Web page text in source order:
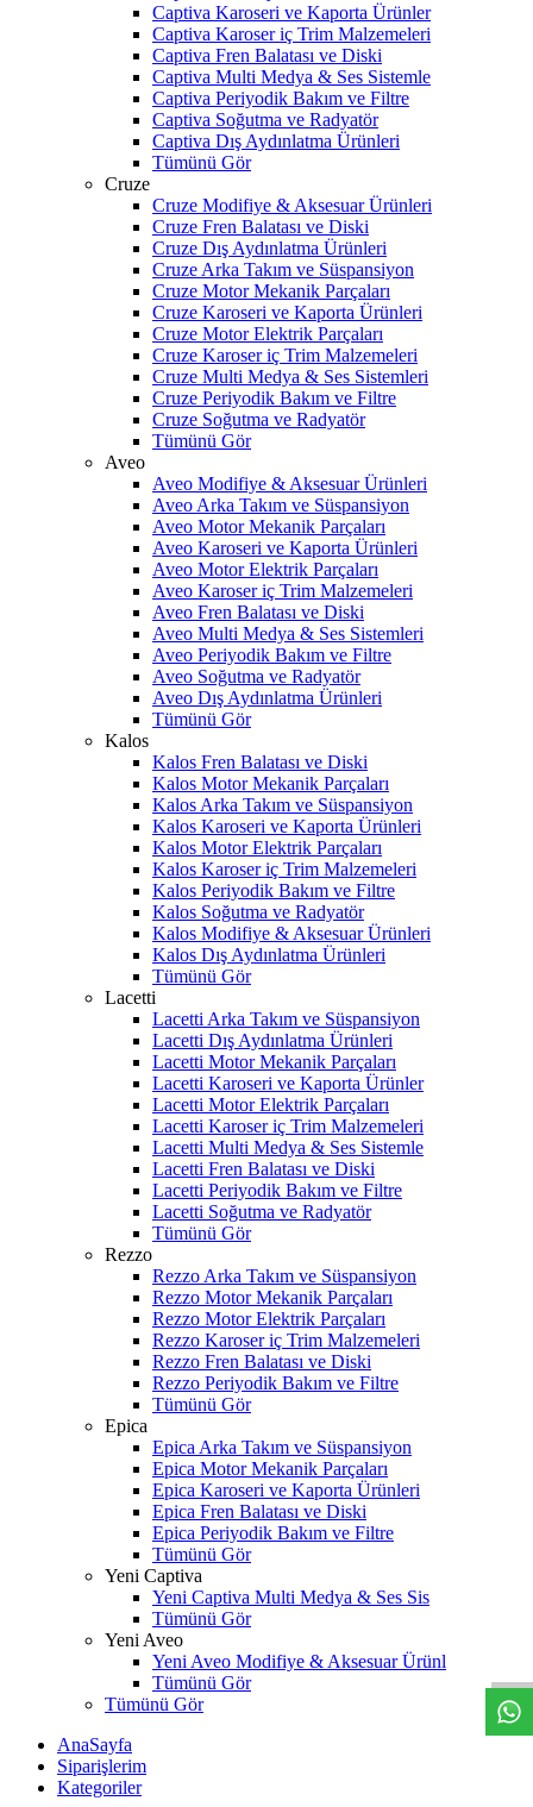
Captiva Karoseri ve Kaporta Ürünler
Captiva Karoser iç Trim Malzemeleri
Captiva Fren Balatası ve Diski
Captiva Multi Medya & Ses Sistemle
Captiva Periyodik Bakım ve Filtre
Captiva Soğutma ve Radyatör
Captiva Dış Aydınlatma Ürünleri
Tümünü Gör
Cruze
Cruze Modifiye & Aksesuar Ürünleri
Cruze Fren Balatası ve Diski
Cruze Dış Aydınlatma Ürünleri
Cruze Arka Takım ve Süspansiyon
Cruze Motor Mekanik Parçaları
Cruze Karoseri ve Kaporta Ürünleri
Cruze Motor Elektrik Parçaları
Cruze Karoser iç Trim Malzemeleri
Cruze Multi Medya & Ses Sistemleri
Cruze Periyodik Bakım ve Filtre
Cruze Soğutma ve Radyatör
Tümünü Gör
Aveo
Aveo Modifiye & Aksesuar Ürünleri
Aveo Arka Takım ve Süspansiyon
Aveo Motor Mekanik Parçaları
Aveo Karoseri ve Kaporta Ürünleri
Aveo Motor Elektrik Parçaları
Aveo Karoser iç Trim Malzemeleri
Aveo Fren Balatası ve Diski
Aveo Multi Medya & Ses Sistemleri
Aveo Periyodik Bakım ve Filtre
Aveo Soğutma ve Radyatör
Aveo Dış Aydınlatma Ürünleri
Tümünü Gör
Kalos
Kalos Fren Balatası ve Diski
Kalos Motor Mekanik Parçaları
Kalos Arka Takım ve Süspansiyon
Kalos Karoseri ve Kaporta Ürünleri
Kalos Motor Elektrik Parçaları
Kalos Karoser iç Trim Malzemeleri
Kalos Periyodik Bakım ve Filtre
Kalos Soğutma ve Radyatör
Kalos Modifiye & Aksesuar Ürünleri
Kalos Dış Aydınlatma Ürünleri
Tümünü Gör
Lacetti
Lacetti Arka Takım ve Süspansiyon
Lacetti Dış Aydınlatma Ürünleri
Lacetti Motor Mekanik Parçaları
Lacetti Karoseri ve Kaporta Ürünler
Lacetti Motor Elektrik Parçaları
Lacetti Karoser iç Trim Malzemeleri
Lacetti Multi Medya & Ses Sistemle
Lacetti Fren Balatası ve Diski
Lacetti Periyodik Bakım ve Filtre
Lacetti Soğutma ve Radyatör
Tümünü Gör
Rezzo
Rezzo Arka Takım ve Süspansiyon
Rezzo Motor Mekanik Parçaları
Rezzo Motor Elektrik Parçaları
Rezzo Karoser iç Trim Malzemeleri
Rezzo Fren Balatası ve Diski
Rezzo Periyodik Bakım ve Filtre
Tümünü Gör
Epica
Epica Arka Takım ve Süspansiyon
Epica Motor Mekanik Parçaları
Epica Karoseri ve Kaporta Ürünleri
Epica Fren Balatası ve Diski
Epica Periyodik Bakım ve Filtre
Tümünü Gör
Yeni Captiva
Yeni Captiva Multi Medya & Ses Sis
Tümünü Gör
Yeni Aveo
Yeni Aveo Modifiye & Aksesuar Ürünl
Tümünü Gör
Tümünü Gör
AnaSayfa
Siparişlerim
Kategoriler